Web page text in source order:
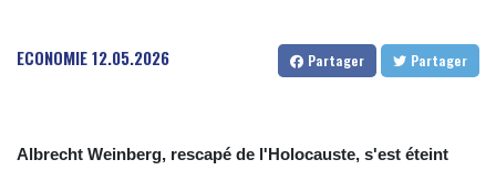
ECONOMIE12.05.2026 Partager Partager
Albrecht Weinberg, rescapé de l'Holocauste, s'est éteint